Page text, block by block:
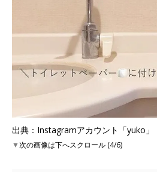
出典：Instagramアカウント「yuko」
▼次の画像は下へスクロール (4/6)